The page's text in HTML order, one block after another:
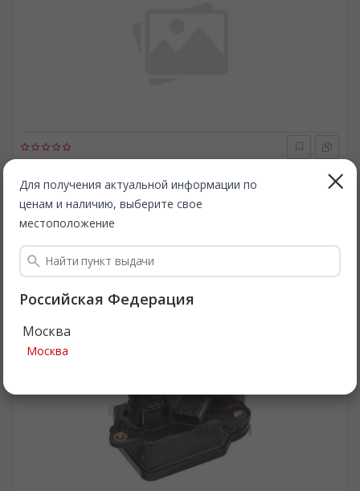
Для получения актуальной информации по
ценам и наличию, выберите свое
местоположение
Российская Федерация
Москва
Москва
Регулировочный элемент, заслонка входящих
газов(впускной г.). METZGER 2100022
Быстрая доставка
1 016₽
Подробнее
Советуем